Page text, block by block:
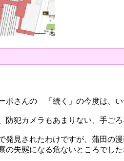
ポさんの 「続く」の今度は、い
防犯カメラもあまりない、手ご
発見されたわけですが、蒲田の
の失態になる危ないところでした